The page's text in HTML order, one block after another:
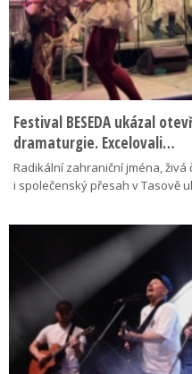
Festival BESEDA ukázal
dramaturgie. Excelovali…
Radikální zahraniční jména,
i společenský přesah v Tasově